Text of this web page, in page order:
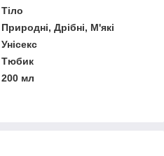
Тіло
Природні, Дрібні, М'які
Унісекс
Тюбик
200 мл